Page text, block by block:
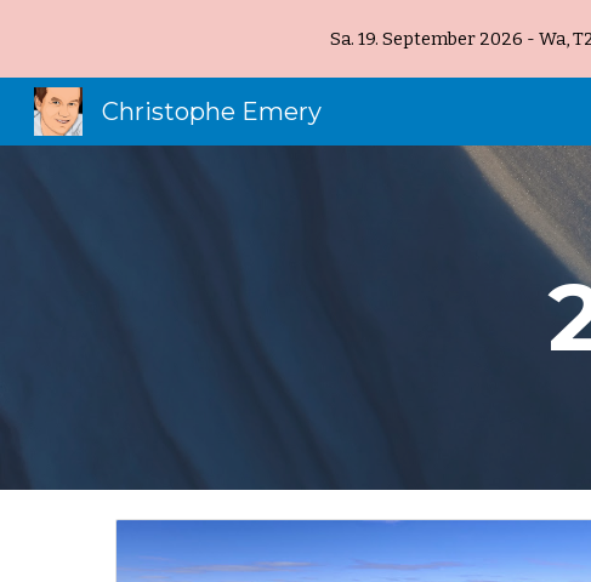
Skip to
Sa. 19. September 2026 - Wa,
Christophe Emery